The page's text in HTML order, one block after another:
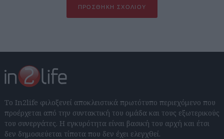
ΠΡΟΣΘΉΚΗ ΣΧΟΛΊΟΥ
Το In2life φιλοξενεί αποκλειστικά πρωτότυπο περιεχόμενο που
προέρχεται από την συντακτική του ομάδα και τους εξωτερικούς
του συνεργάτες. Η εγκυρότητα είναι βασική του αρχή και έτσι
δεν δημοσιεύεται τίποτα που δεν έχει ελεγχθεί.